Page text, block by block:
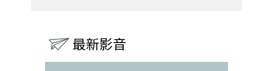
最新影音